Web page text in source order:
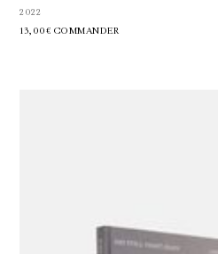
2022
13,00€ COMMANDER